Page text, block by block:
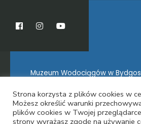
Muzeum Wodociągów w
O MUZEUM
Strona korzysta z plików cookies w
Możesz określić warunki
plików cookies w Twojej
strony wyrażasz zgodę na używanie